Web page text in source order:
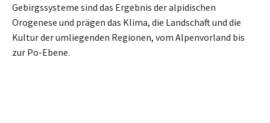
Gebirgssysteme sind das Ergebnis der alpidischen
Orogenese und prägen das Klima, die Landschaft und die
Kultur der umliegenden Regionen, vom Alpenvorland bis
zur Po-Ebene.